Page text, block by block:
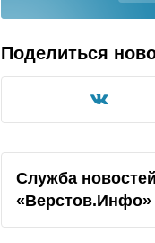
Поделиться
Служба новостей
«Верстов.Инфо»